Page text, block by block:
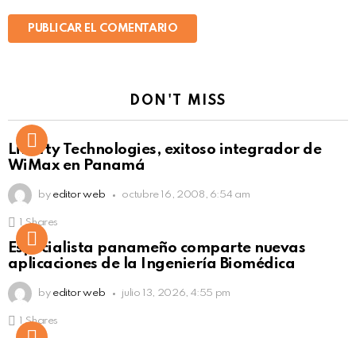
DON'T MISS
Liberty Technologies, exitoso integrador de
WiMax en Panamá
by editor web octubre 16, 2008, 6:54 am
Click to view this post
Shares
Especialista panameño comparte nuevas
aplicaciones de la Ingeniería Biomédica
by editor web julio 13, 2026, 4:55 pm
Shares